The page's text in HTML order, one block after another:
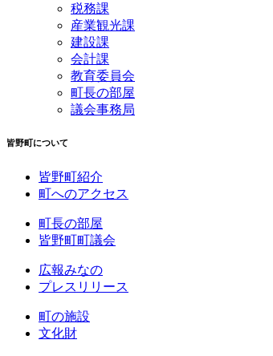
税務課
産業観光課
建設課
会計課
教育委員会
町長の部屋
議会事務局
皆野町について
皆野町紹介
町へのアクセス
町長の部屋
皆野町町議会
広報みなの
プレスリリース
町の施設
文化財